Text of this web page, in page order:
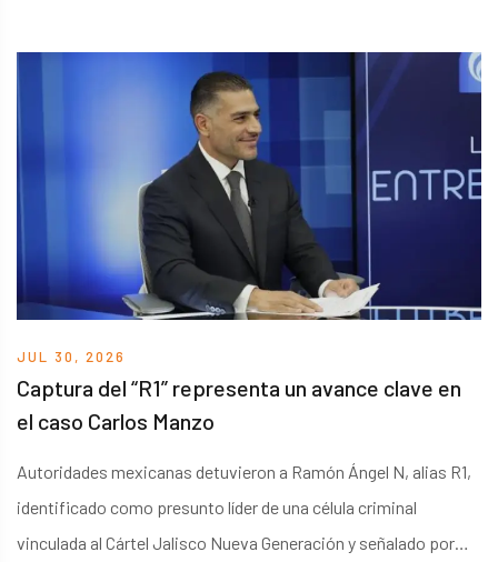
considerable con quienes enfrentan violencia. La organización
presentó su balance a diez años de la declaratoria de la Alerta
de Violencia de Género en 14 municipios del estado.
JUL 30, 2026
Captura del “R1” representa un avance clave en
el caso Carlos Manzo
Autoridades mexicanas detuvieron a Ramón Ángel N, alias R1,
identificado como presunto líder de una célula criminal
vinculada al Cártel Jalisco Nueva Generación y señalado por